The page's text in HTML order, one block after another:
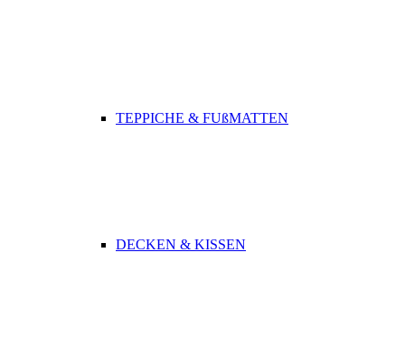
TEPPICHE & FUßMATTEN
DECKEN & KISSEN